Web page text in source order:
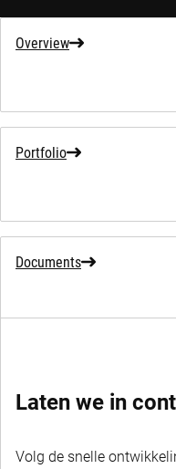
Overview
Portfolio
Documents
Laten we in
Volg de snelle